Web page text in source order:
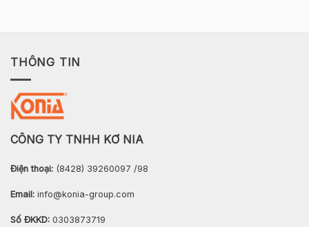
THÔNG TIN
CÔNG TY TNHH KƠ NIA
Điện thoại: (8428) 39260097 /98
Email: info@konia-group.com
Số ĐKKD: 0303873719